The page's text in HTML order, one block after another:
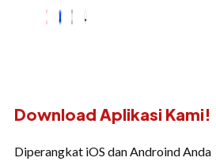
Download Aplikasi Kami!
Diperangkat iOS dan Androind Anda